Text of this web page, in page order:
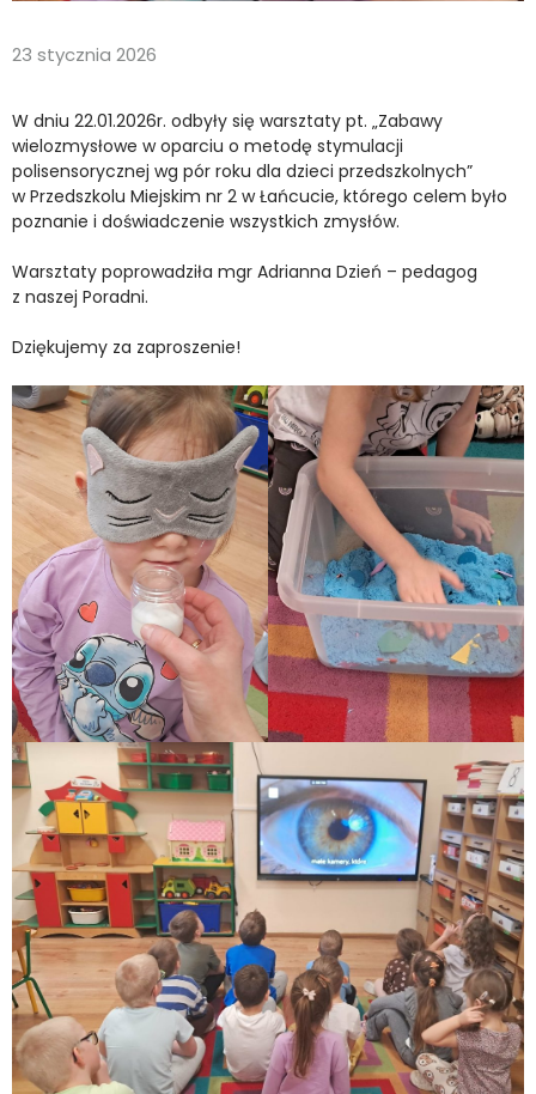
23 stycznia 2026
W dniu 22.01.2026r. odbyły się warsztaty pt. „Zabawy
wielozmysłowe w oparciu o metodę stymulacji
polisensorycznej wg pór roku dla dzieci przedszkolnych”
w Przedszkolu Miejskim nr 2 w Łańcucie, którego celem było
poznanie i doświadczenie wszystkich zmysłów.
Warsztaty poprowadziła mgr Adrianna Dzień – pedagog
z naszej Poradni.
Dziękujemy za zaproszenie!